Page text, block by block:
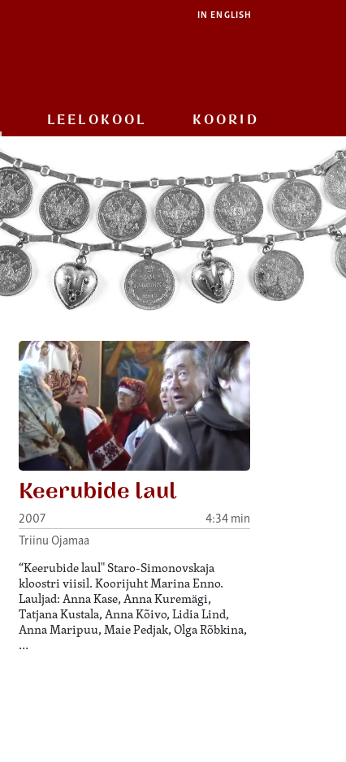
IN ENGLISH
LEELOKOOL KOORID
Keerubide laul
2007
4:34 min
Triinu Ojamaa
“Keerubide laul" Staro-Simonovskaja
kloostri viisil. Koorijuht Marina Enno.
Lauljad: Anna Kase, Anna Kuremägi,
Tatjana Kustala, Anna Kõivo, Lidia Lind,
Anna Maripuu, Maie Pedjak, Olga Rõbkina,
…